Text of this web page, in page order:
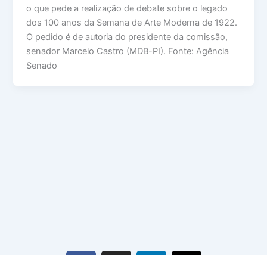
o que pede a realização de debate sobre o legado
dos 100 anos da Semana de Arte Moderna de 1922.
O pedido é de autoria do presidente da comissão,
senador Marcelo Castro (MDB-PI). Fonte: Agência
Senado